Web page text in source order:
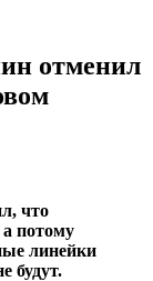
отменил
что
а потому
линейки
будут.